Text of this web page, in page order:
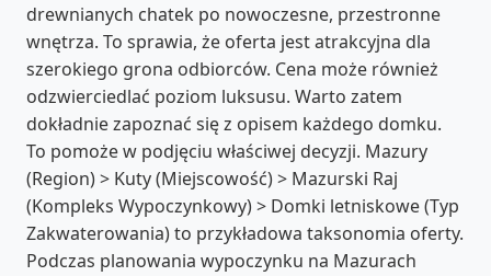
drewnianych chatek po nowoczesne, przestronne
wnętrza. To sprawia, że oferta jest atrakcyjna dla
szerokiego grona odbiorców. Cena może również
odzwierciedlać poziom luksusu. Warto zatem
dokładnie zapoznać się z opisem każdego domku.
To pomoże w podjęciu właściwej decyzji. Mazury
(Region) > Kuty (Miejscowość) > Mazurski Raj
(Kompleks Wypoczynkowy) > Domki letniskowe (Typ
Zakwaterowania) to przykładowa taksonomia oferty.
Podczas planowania wypoczynku na Mazurach